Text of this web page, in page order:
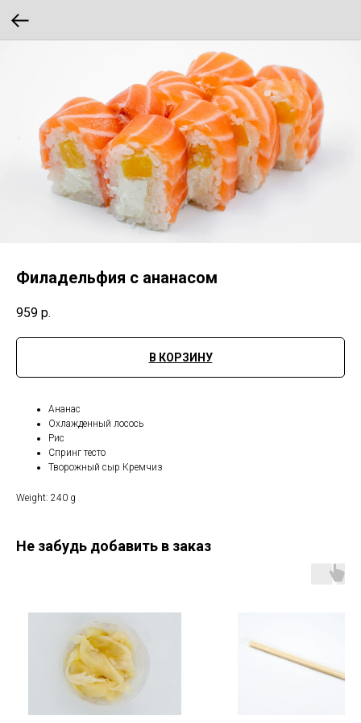
Филадельфия с ананасом
959 р.
В КОРЗИНУ
Ананас
Охлажденный лосось
Рис
Спринг тесто
Творожный сыр Кремчиз
Weight: 240 g
Не забудь добавить в заказ